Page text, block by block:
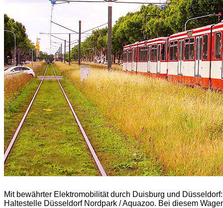
Mit bewährter Elektromobilität durch Duisburg und
Haltestelle Düsseldorf Nordpark / Aquazoo. Bei diesem